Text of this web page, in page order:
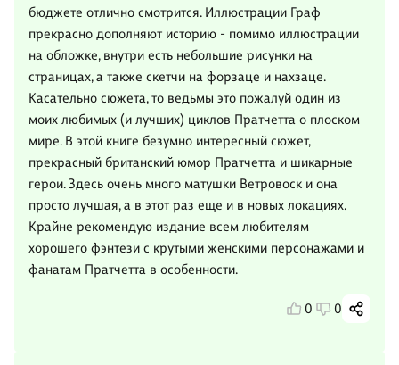
бюджете отлично смотрится. Иллюстрации Граф
прекрасно дополняют историю - помимо иллюстрации
на обложке, внутри есть небольшие рисунки на
страницах, а также скетчи на форзаце и нахзаце.
Касательно сюжета, то ведьмы это пожалуй один из
моих любимых (и лучших) циклов Пратчетта о плоском
мире. В этой книге безумно интересный сюжет,
прекрасный британский юмор Пратчетта и шикарные
герои. Здесь очень много матушки Ветровоск и она
просто лучшая, а в этот раз еще и в новых локациях.
Крайне рекомендую издание всем любителям
хорошего фэнтези с крутыми женскими персонажами и
фанатам Пратчетта в особенности.
0 0